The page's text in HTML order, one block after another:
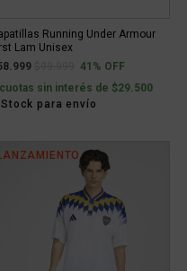
Running Under Armour
Lam Unisex
Price reduced from
to41% OFF
sin interés de $29.500
Stock para envío